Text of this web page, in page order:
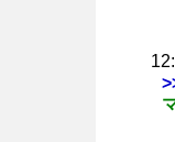
12: